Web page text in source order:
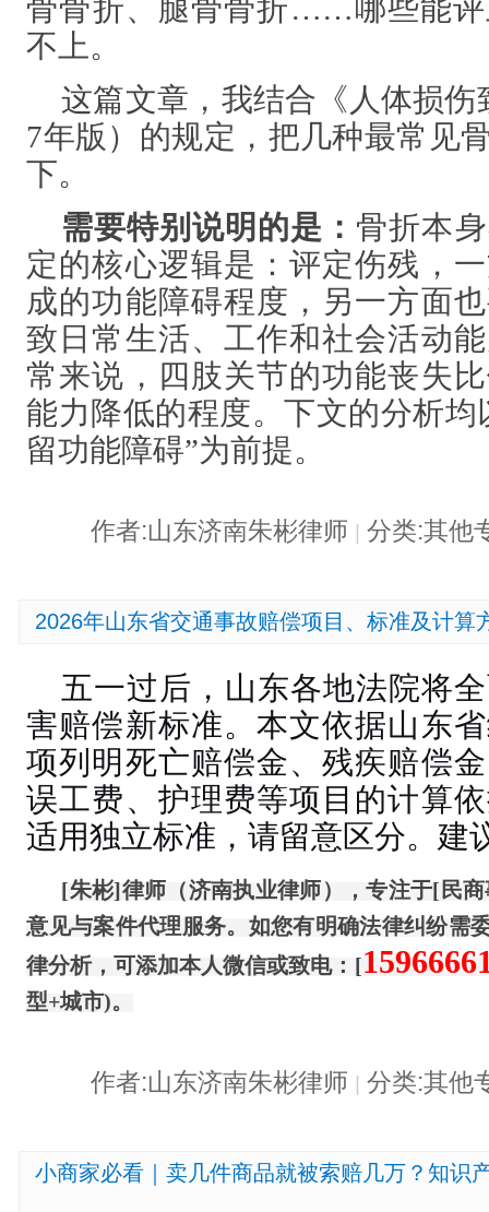
骨骨折、腿骨骨折……哪些能评
不上。
这篇文章，我结合《人体损伤
7年版）的规定，把几种最常见
下。
需要特别说明的是： 骨折本
定的核心逻辑是：评定伤残，
成的功能障碍程度，另一方面
致日常生活、工作和社会活动
常来说，四肢关节的功能丧失
能力降低的程度。下文的分析均
留功能障碍”为前提。
作者:山东济南朱彬律师 分类:其他
2026年山东省交通事故赔偿项目、标准及计算
五一过后，山东各地法院将
害赔偿新标准。本文依据山东
项列明死亡赔偿金、残疾赔偿
误工费、护理费等项目的计算
适用独立标准，请留意区分。建
[朱彬]律师（济南执业律师），专注于[民
意见与案件代理服务。如您有明确法律纠纷需
律分析，可添加本人微信或致电： [
型+城市)。
作者:山东济南朱彬律师 | 分类:其他
小商家必看｜卖几件商品就被索赔几万？知识